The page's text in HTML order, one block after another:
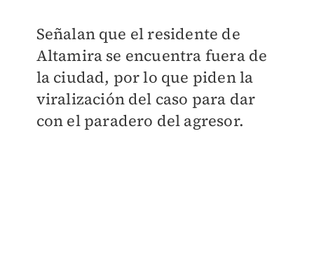
Señalan que el residente de
Altamira se encuentra fuera de
la ciudad, por lo que piden la
viralización del caso para dar
con el paradero del agresor.